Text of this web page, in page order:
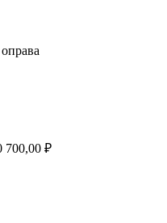
700,00 ₽